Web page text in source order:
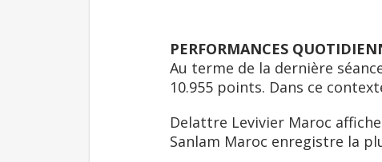
PERFORMANCES
Au terme de la dernière
10.955 points. Dans ce
Delattre Levivier Maroc
Sanlam Maroc enregistre la